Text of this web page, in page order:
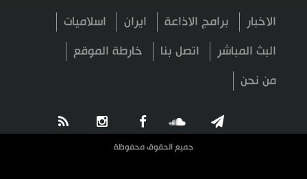
الاخبار برامج الاذاعة ايران اسلاميات
البث المباشر اتصل بنا خارطة الموقع
من نحن
جميع الحقوق محفوظة